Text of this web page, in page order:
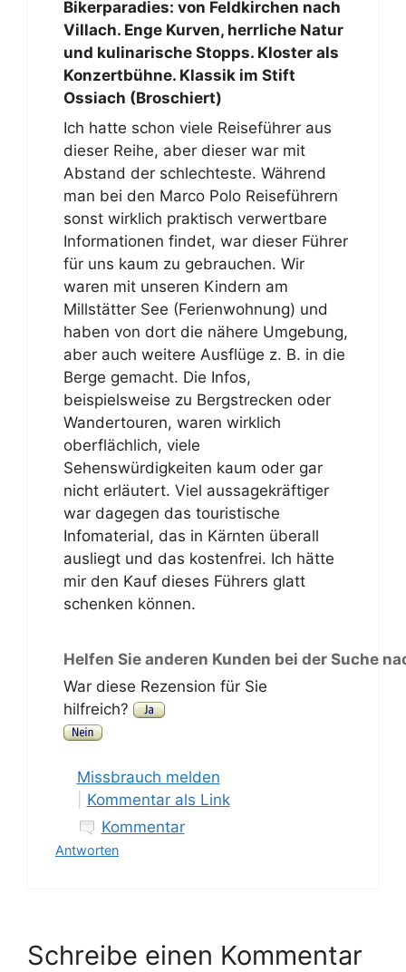
Bikerparadies: von Feldkirchen nach
Villach. Enge Kurven, herrliche Natur
und kulinarische Stopps. Kloster als
Konzertbühne. Klassik im Stift
Ossiach (Broschiert)
Ich hatte schon viele Reiseführer aus
dieser Reihe, aber dieser war mit
Abstand der schlechteste. Während
man bei den Marco Polo Reiseführern
sonst wirklich praktisch verwertbare
Informationen findet, war dieser Führer
für uns kaum zu gebrauchen. Wir
waren mit unseren Kindern am
Millstätter See (Ferienwohnung) und
haben von dort die nähere Umgebung,
aber auch weitere Ausflüge z. B. in die
Berge gemacht. Die Infos,
beispielsweise zu Bergstrecken oder
Wandertouren, waren wirklich
oberflächlich, viele
Sehenswürdigkeiten kaum oder gar
nicht erläutert. Viel aussagekräftiger
war dagegen das touristische
Infomaterial, das in Kärnten überall
ausliegt und das kostenfrei. Ich hätte
mir den Kauf dieses Führers glatt
schenken können.
Helfen Sie anderen Kunden bei der Suche
War diese Rezension für Sie
hilfreich?
Missbrauch melden
Kommentar als Link
Kommentar
Antworten
Schreibe einen Kommentar